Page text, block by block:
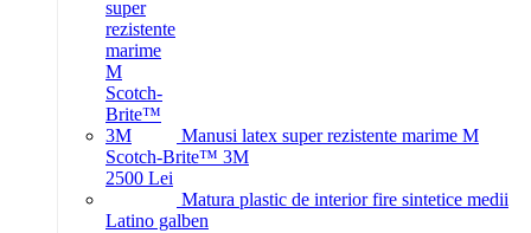
Manusi latex super rezistente marime M
Scotch-Brite™ 3M
2500 Lei
Matura plastic de interior fire sintetice medii
Latino galben